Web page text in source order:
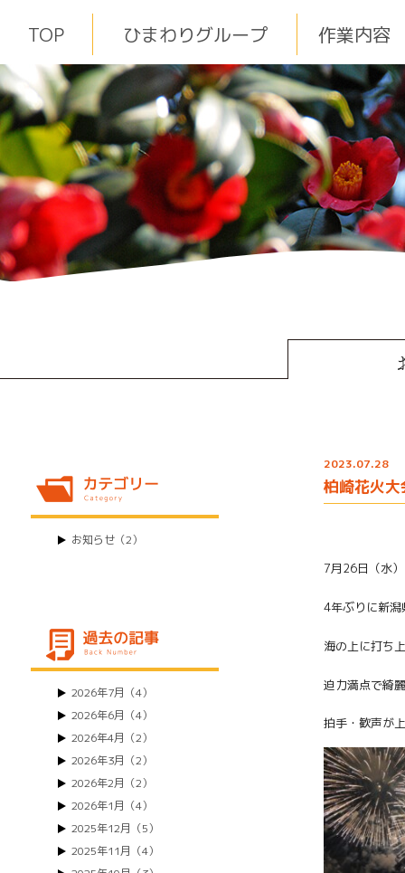
TOP ひまわりグループ 作業内容
2023.07.28
柏崎花火大
7月26日（水）
4年ぶりに新
海の上に打ち
迫力満点で綺
拍手・歓声が
お知らせ（2）
2026年7月（4）
2026年6月（4）
2026年4月（2）
2026年3月（2）
2026年2月（2）
2026年1月（4）
2025年12月（5）
2025年11月（4）